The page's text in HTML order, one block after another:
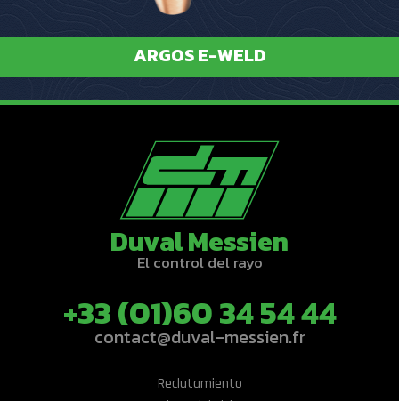
ARGOS E-WELD
Duval Messien
El control del rayo
+33 (01)60 34 54 44
contact@duval-messien.fr
Reclutamiento